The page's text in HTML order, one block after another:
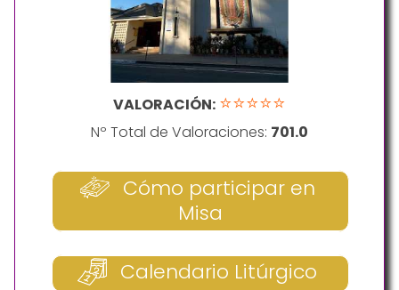
VALORACIÓN: ⭐⭐⭐⭐⭐
Nº Total de Valoraciones: 701.0
Cómo participar en
Misa
Calendario Litúrgico